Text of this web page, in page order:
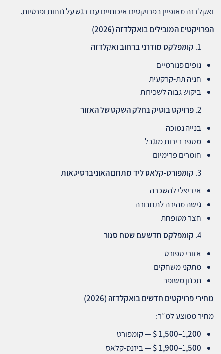
ואקלדזה מאופיין בפרויקטים איכותיים עם דגש על נוחות ופרטיות.
הפרויקטים המובילים בואקלדזה (2026)
קומפלקס מודרני ברחוב ואקלדזה
נופים פנורמיים
חניה תת‑קרקעית
ביקוש גבוה לשכירות
פרויקט בוטיק בחלק השקט של האזור
בנייה נמוכה
מספר דירות מוגבל
חומרים פרימיום
קומפורט‑קלאס ליד מתחם האוניברסיטאות
אידיאלי להשכרה
גישה מהירה לתחבורה
חצר מטופחת
קומפלקס חדש עם שטח סגור
אזורי ספורט
מתקני משחקים
תכנון משופר
מחירי פרויקטים חדשים בואקלדזה (2026)
מחיר ממוצע למ״ר:
1,200–1,500 $
— קומפורט
1,500–1,900 $
— ביזנס‑קלאס